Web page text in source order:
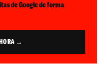
de Google de forma
→